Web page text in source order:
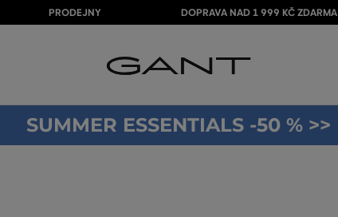
PRODEJNY DOPRAVA NAD 1 999 KČ ZDARMA
SUMMER ESSENTIALS -50 % >>